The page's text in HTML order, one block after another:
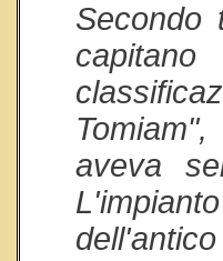
Secondo
aveva